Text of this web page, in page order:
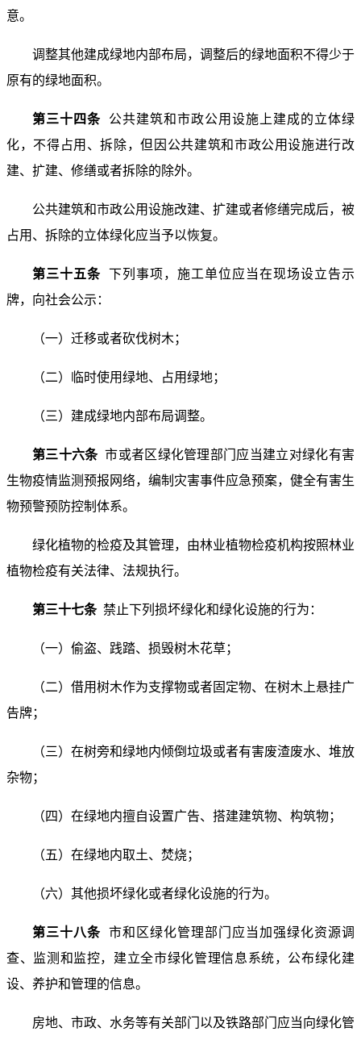
意。
调整其他建成绿地内部布局，调整后的绿地面积不得少于
原有的绿地面积。
第三十四条 公共建筑和市政公用设施上建成的立体绿
化，不得占用、拆除，但因公共建筑和市政公用设施进行改
建、扩建、修缮或者拆除的除外。
公共建筑和市政公用设施改建、扩建或者修缮完成后，被
占用、拆除的立体绿化应当予以恢复。
第三十五条 下列事项，施工单位应当在现场设立告示
牌，向社会公示：
（一）迁移或者砍伐树木；
（二）临时使用绿地、占用绿地；
（三）建成绿地内部布局调整。
第三十六条市或者区绿化管理部门应当建立对绿化有害
生物疫情监测预报网络，编制灾害事件应急预案，健全有害生
物预警预防控制体系。
绿化植物的检疫及其管理，由林业植物检疫机构按照林业
植物检疫有关法律、法规执行。
第三十七条 禁止下列损坏绿化和绿化设施的行为：
（一）偷盗、践踏、损毁树木花草；
（二）借用树木作为支撑物或者固定物、在树木上悬挂广
告牌；
（三）在树旁和绿地内倾倒垃圾或者有害废渣废水、堆放
杂物；
（四）在绿地内擅自设置广告、搭建建筑物、构筑物；
（五）在绿地内取土、焚烧；
（六）其他损坏绿化或者绿化设施的行为。
第三十八条 市和区绿化管理部门应当加强绿化资源调
查、监测和监控，建立全市绿化管理信息系统，公布绿化建
设、养护和管理的信息。
房地、市政、水务等有关部门以及铁路部门应当向绿化管